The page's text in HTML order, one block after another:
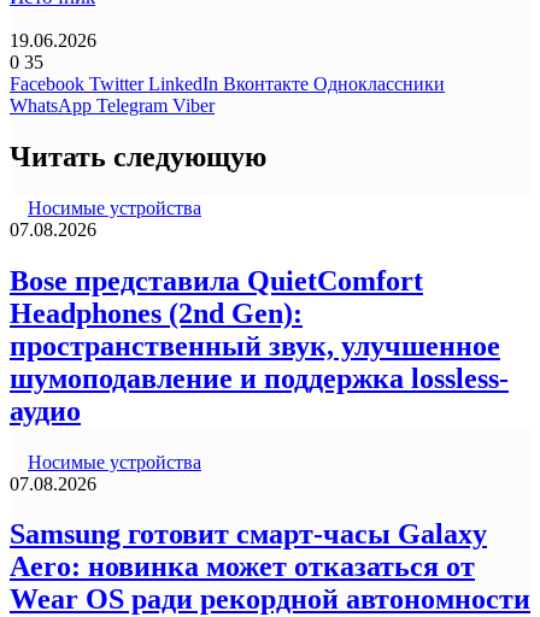
19.06.2026
0 35
Facebook Twitter LinkedIn Вконтакте Одноклассники
WhatsApp Telegram Viber
Читать следующую
Носимые устройства
07.08.2026
Bose представила QuietComfort
Headphones (2nd Gen):
пространственный звук, улучшенное
шумоподавление и поддержка lossless-
аудио
Носимые устройства
07.08.2026
Samsung готовит смарт-часы Galaxy
Aero: новинка может отказаться от
Wear OS ради рекордной автономности